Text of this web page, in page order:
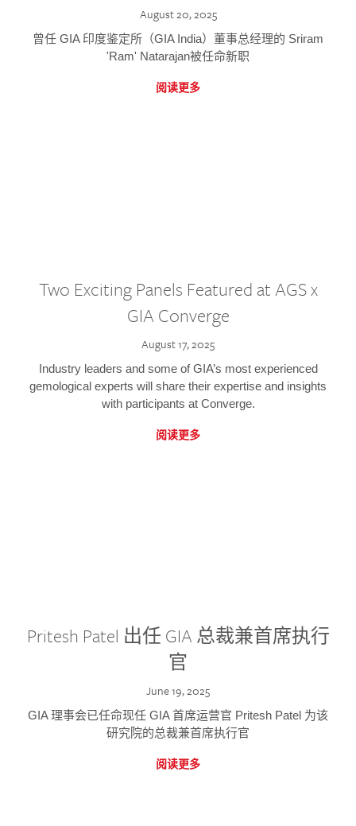
August 20, 2025
曾任 GIA 印度鉴定所（GIA India）董事总经理的 Sriram
'Ram' Natarajan被任命新职
阅读更多
Two Exciting Panels Featured at AGS x
GIA Converge
August 17, 2025
Industry leaders and some of GIA’s most experienced
gemological experts will share their expertise and insights
with participants at Converge.
阅读更多
Pritesh Patel 出任 GIA 总裁兼首席执行
官
June 19, 2025
GIA 理事会已任命现任 GIA 首席运营官 Pritesh Patel 为该
研究院的总裁兼首席执行官
阅读更多